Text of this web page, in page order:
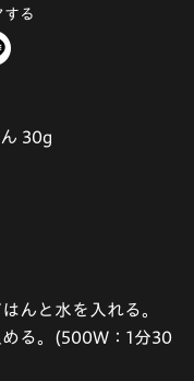
る
30g
んと水を入れる。
る。(500W：1分30